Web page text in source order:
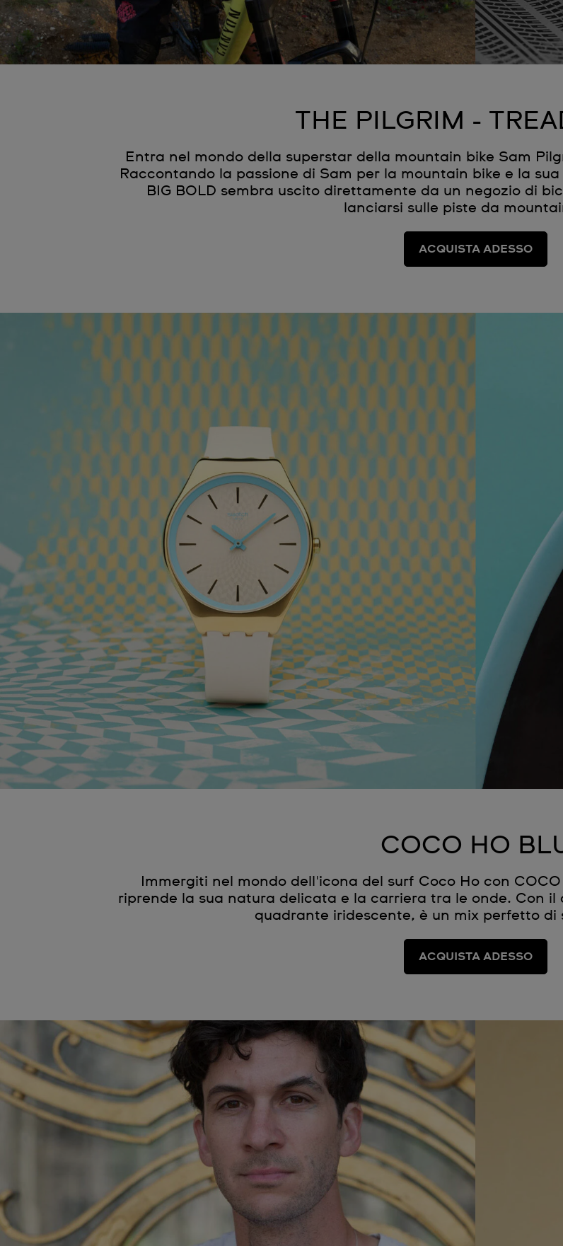
THE PILGRIM -
Entra nel mondo della superstar della mountain bike Sam
Raccontando la passione di Sam per la mountain bike e la
BIG BOLD sembra uscito direttamente da un negozio di
lanciarsi sulle piste da
ACQUISTA ADESSO
COCO HO
Immergiti nel mondo dell'icona del surf Coco Ho con
riprende la sua natura delicata e la carriera tra le onde. Con il
quadrante iridescente, è un mix perfetto di
ACQUISTA ADESSO